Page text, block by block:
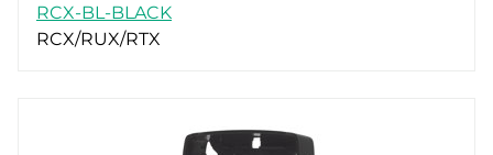
RCX-BL-BLACK
RCX/RUX/RTX